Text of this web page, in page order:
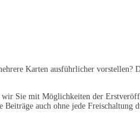
Karten ausführlicher vorstellen?
Sie mit Möglichkeiten der
auch ohne jede Freischaltung